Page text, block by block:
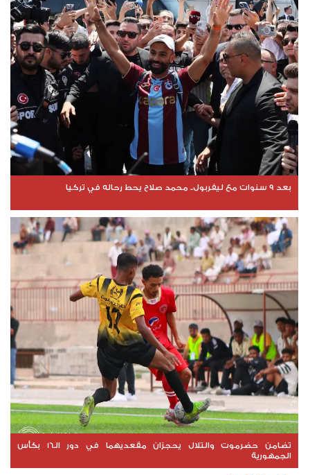
بعد 9 سنوات مع ليفربول.. محمد صلاح يحط رحاله في تركيا
تضامن حضرموت والتلال يحجزان مقعديهما في دور الـ16 بكأس
الجمهورية